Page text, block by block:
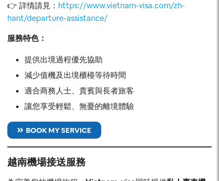
👉 詳情請見： https://www.vietnam-visa.com/zh-
hant/departure-assistance/
服務特色：
提供出境過程優先協助
減少值機及出境櫃檯等待時間
適合商務人士、貴賓與長者旅客
讓您享受輕鬆、無憂的離境體驗
BOOK MY SERVICE
越南機場接送服務